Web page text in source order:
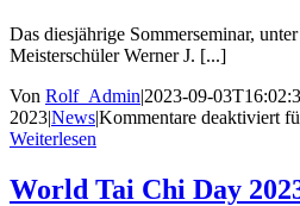
Das diesjährige Sommerseminar,
Meisterschüler Werner J. [...]
Von Rolf_Admin|2023-09-
2023|News|Kommentare deaktiviert
Weiterlesen
World Tai Chi Day